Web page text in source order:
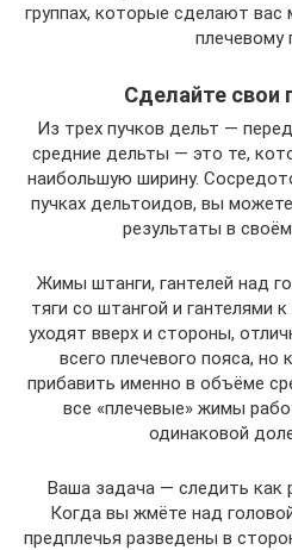
группах, которые сделают
плечевому
Сделайте свои
Из трех пучков дельт —
средние дельты — это те,
наибольшую ширину.
пучках дельтоидов, вы
результаты в
Жимы штанги, гантелей над
тяги со штангой и гантелями
уходят вверх и стороны,
всего плечевого пояса, но
прибавить именно в объёме
все «плечевые» жимы
одинаковой
Ваша задача — следить
Когда вы жмёте над
предплечья разведены в